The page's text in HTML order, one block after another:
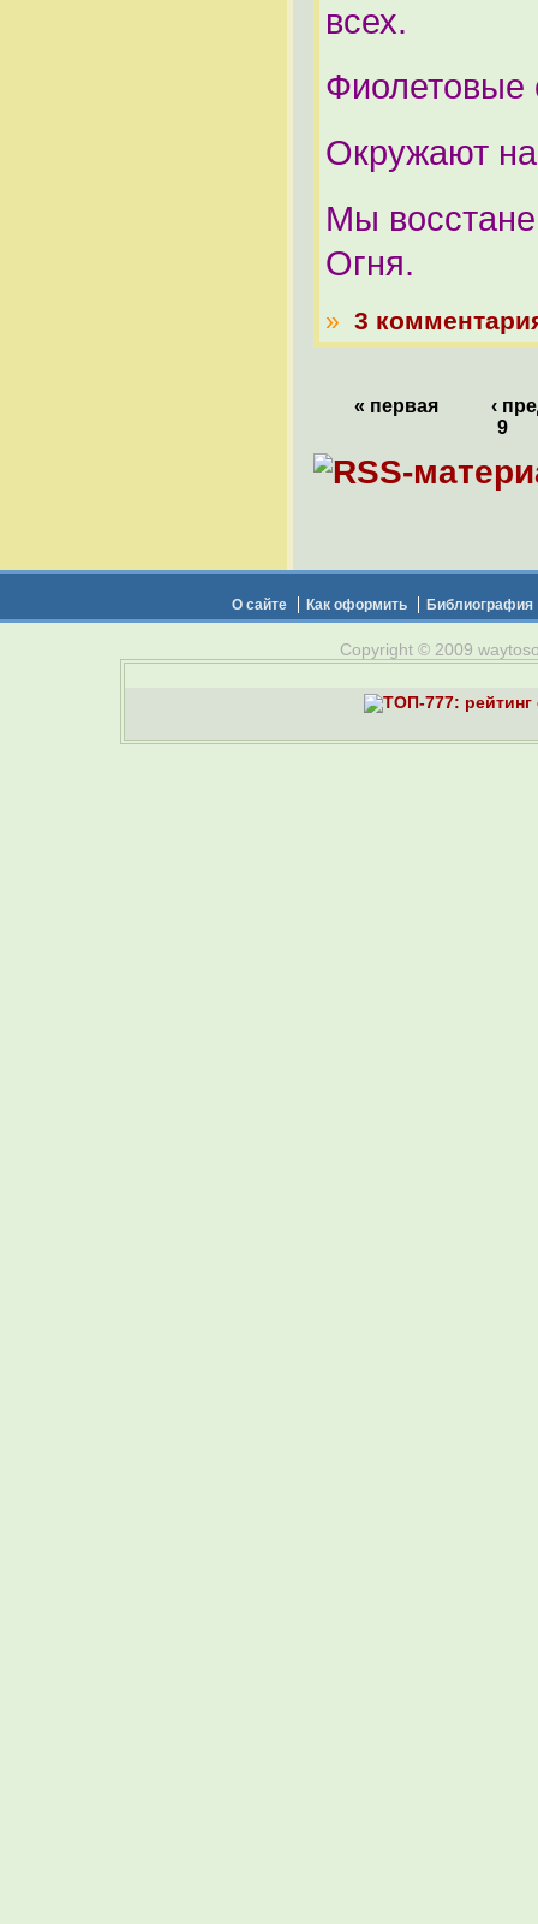
всех.
Фиолетовые
Окружают
Мы
Огня.
» 3
« первая
‹
9
О сайте Как оформить Библиография
Copyright © 2009